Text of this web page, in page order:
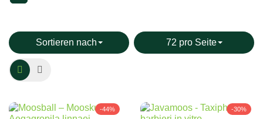
Sortieren nach 72 pro Seite
-44% -30%